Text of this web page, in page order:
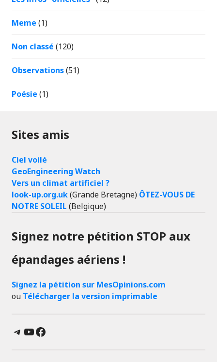
Meme (1)
Non classé (120)
Observations(51)
Poésie (1)
Sites amis
Ciel voilé
GeoEngineering Watch
Vers un climat artificiel ?
look-up.org.uk(Grande Bretagne) ÔTEZ-VOUS DE
NOTRE SOLEIL (Belgique)
Signez notre pétition STOP aux
épandages aériens !
Signez la pétition sur MesOpinions.com
ou Télécharger la version imprimable
Telegram
YouTube
Facebook